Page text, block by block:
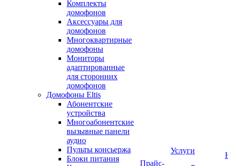
Комплекты
домофонов
Аксессуары для
домофонов
Многоквартирные
домофоны
Мониторы
адаптированные
для сторонних
домофонов
Домофоны Eltis
Абонентские
устройства
Многоабонентские
вызывные панели
аудио
Пульты консьержа
Блоки питания
Прайс-
Услуги